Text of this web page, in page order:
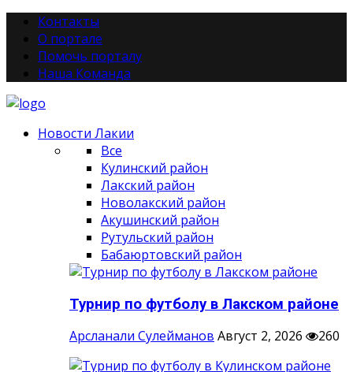
Контакты
О портале
Помочь порталу
Наша Команда
Новости Лакии
Все
Кулинский район
Лакский район
Новолакский район
Акушинский район
Рутульский район
Бабаюртовский район
Турнир по футболу в Лакском районе
Арсланали Сулейманов Август 2, 2026 260